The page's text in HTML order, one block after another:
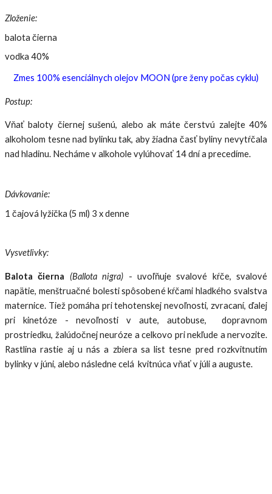
Zloženie:
balota čierna
vodka 40%
Zmes 100% esenciálnych olejov MOON (pre ženy počas cyklu)
Postup:
Vňať baloty čiernej sušenú, alebo ak máte čerstvú zalejte 40%
alkoholom tesne nad bylinku tak, aby žiadna časť byliny nevytŕčala
nad hladinu. Necháme v alkohole vylúhovať 14 dní a precedíme.
Dávkovanie:
1 čajová lyžička (5 ml) 3 x denne
Vysvetlivky:
Balota čierna (Ballota nigra) - uvoľňuje svalové kŕče, svalové
napätie, menštruačné bolesti spôsobené kŕčami hladkého svalstva
maternice. Tiež pomáha pri tehotenskej nevoľnosti, zvracaní, ďalej
pri kinetóze - nevoľnosti v aute, autobuse, dopravnom
prostriedku, žalúdočnej neuróze a celkovo pri nekľude a nervozite.
Rastlina rastie aj u nás a zbiera sa list tesne pred rozkvitnutím
bylinky v júni, alebo následne celá kvitnúca vňať v júli a auguste.